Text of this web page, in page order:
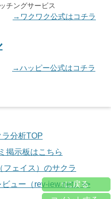
チングサービス
→ワクワク公式はコチラ
→ハッピー公式はコチラ
分析TOP
掲示板はこちら
フェイス）のサクラ
ュー（rev-iew.net）>>
↑に戻る